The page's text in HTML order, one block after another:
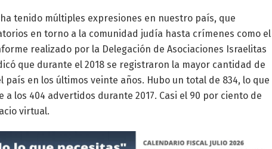
tenido múltiples expresiones en nuestro país, que
en torno a la comunidad judía hasta crímenes como el
realizado por la Delegación de Asociaciones Israelitas
que durante el 2018 se registraron la mayor cantidad de
en los últimos veinte años. Hubo un total de 834, lo que
los 404 advertidos durante 2017. Casi el 90 por ciento de
virtual.